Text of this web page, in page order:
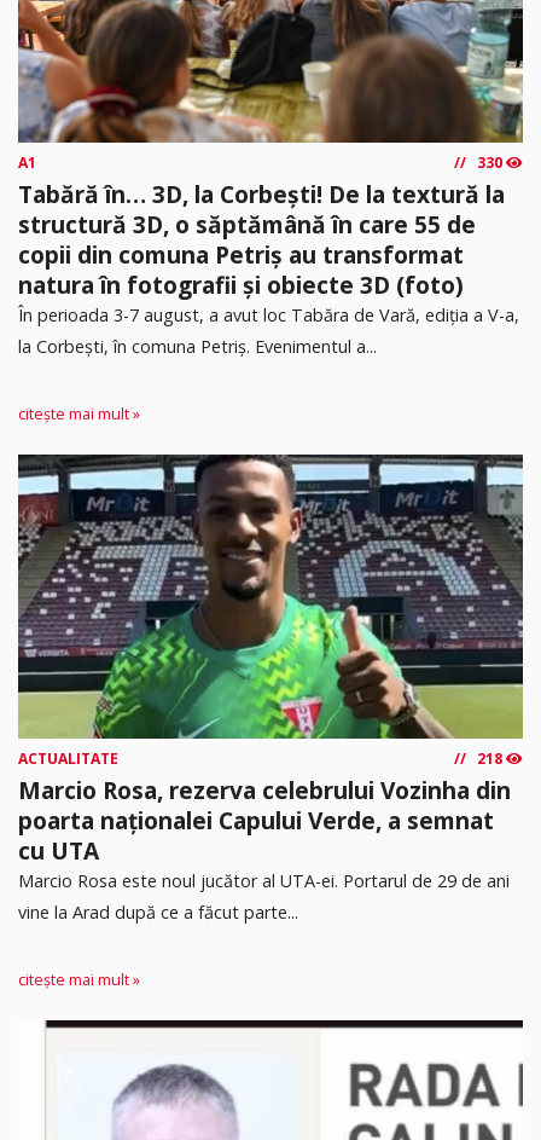
A1 330
Tabără în… 3D, la Corbești! De la textură la
structură 3D, o săptămână în care 55 de
copii din comuna Petriș au transformat
natura în fotografii și obiecte 3D (foto)
În perioada 3-7 august, a avut loc Tabăra de Vară, ediția a V-a,
la Corbești, în comuna Petriș. Evenimentul a...
citește mai mult »
ACTUALITATE 218
Marcio Rosa, rezerva celebrului Vozinha din
poarta naționalei Capului Verde, a semnat
cu UTA
Marcio Rosa este noul jucător al UTA-ei. Portarul de 29 de ani
vine la Arad după ce a făcut parte...
citește mai mult »